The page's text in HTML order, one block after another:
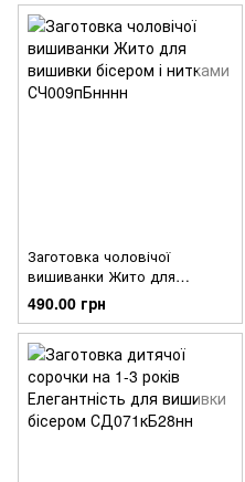
Заготовка чоловічої
вишиванки Жито для
вишивки бісером і нитками
СЧ009пБнннн
490.00 грн